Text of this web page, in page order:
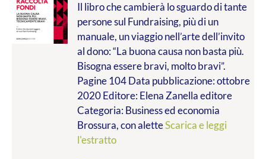
prezzo:
da
€9.99
a
€14.00
Il libro che cambierà lo sguardo di tante
persone sul Fundraising, più di un
manuale, un viaggio nell’arte dell’invito
al dono: “La buona causa non basta più.
Bisogna essere bravi, molto bravi”.
Pagine 104 Data pubblicazione: ottobre
2020 Editore: Elena Zanella editore
Categoria: Business ed economia
Brossura, con aletteScarica e leggi
l'estratto